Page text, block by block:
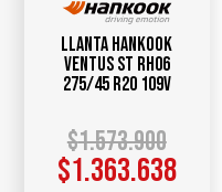
Llanta HANKOOK
Ventus ST RH06
275/45 R20 109V
$1.573.900
$1.363.638